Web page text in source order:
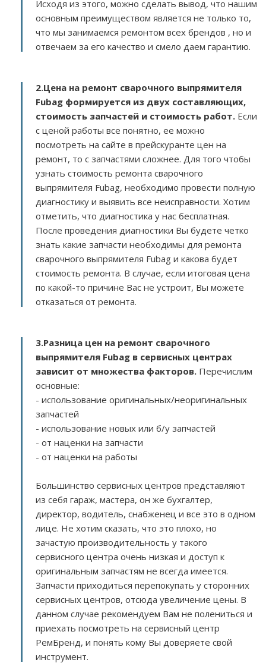
Исходя из этого, можно сделать вывод, что нашим
основным преимуществом является не только то,
что мы занимаемся ремонтом всех брендов , но и
отвечаем за его качество и смело даем гарантию.
2.Цена на ремонт сварочного выпрямителя
Fubag формируется из двух составляющих,
стоимость запчастей и стоимость работ. Если
с ценой работы все понятно, ее можно
посмотреть на сайте в прейскуранте цен на
ремонт, то с запчастями сложнее. Для того чтобы
узнать стоимость ремонта сварочного
выпрямителя Fubag, необходимо провести полную
диагностику и выявить все неисправности. Хотим
отметить, что диагностика у нас бесплатная.
После проведения диагностики Вы будете четко
знать какие запчасти необходимы для ремонта
сварочного выпрямителя Fubag и какова будет
стоимость ремонта. В случае, если итоговая цена
по какой-то причине Вас не устроит, Вы можете
отказаться от ремонта.
3.Разница цен на ремонт сварочного
выпрямителя Fubag в сервисных центрах
зависит от множества факторов. Перечислим
основные:
- использование оригинальных/неоригинальных
запчастей
- использование новых или б/у запчастей
- от наценки на запчасти
- от наценки на работы
Большинство сервисных центров представляют
из себя гараж, мастера, он же бухгалтер,
директор, водитель, снабженец и все это в одном
лице. Не хотим сказать, что это плохо, но
зачастую производительность у такого
сервисного центра очень низкая и доступ к
оригинальным запчастям не всегда имеется.
Запчасти приходиться перепокупать у сторонних
сервисных центров, отсюда увеличение цены. В
данном случае рекомендуем Вам не полениться и
приехать посмотреть на сервисный центр
РемБренд, и понять кому Вы доверяете свой
инструмент.